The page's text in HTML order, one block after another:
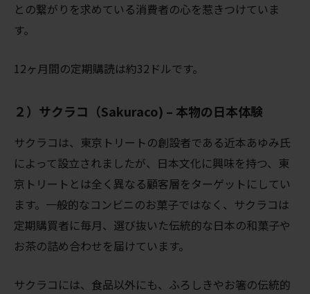
との繋がりを求めている消費者の心を惹きつけていま
す。
12ヶ月間の定期購読は約32ドルです。
２）サクラコ（Sakuraco) – 本物の日本体験
サクラコは、東京トリートの創設者である近本あゆみ氏
によって設立されましたが、日本文化に興味を持つ、東
京トリートとは全く異なる顧客層をターゲットにしてい
ます。一般的なコンビニのお菓子ではなく、サクラコは
定期購買者に毎月、選び抜いた伝統的な日本の和菓子や
お茶の詰め合わせを届けています。
サクラコには、食品以外にも、ふろしきやお箸の伝統的